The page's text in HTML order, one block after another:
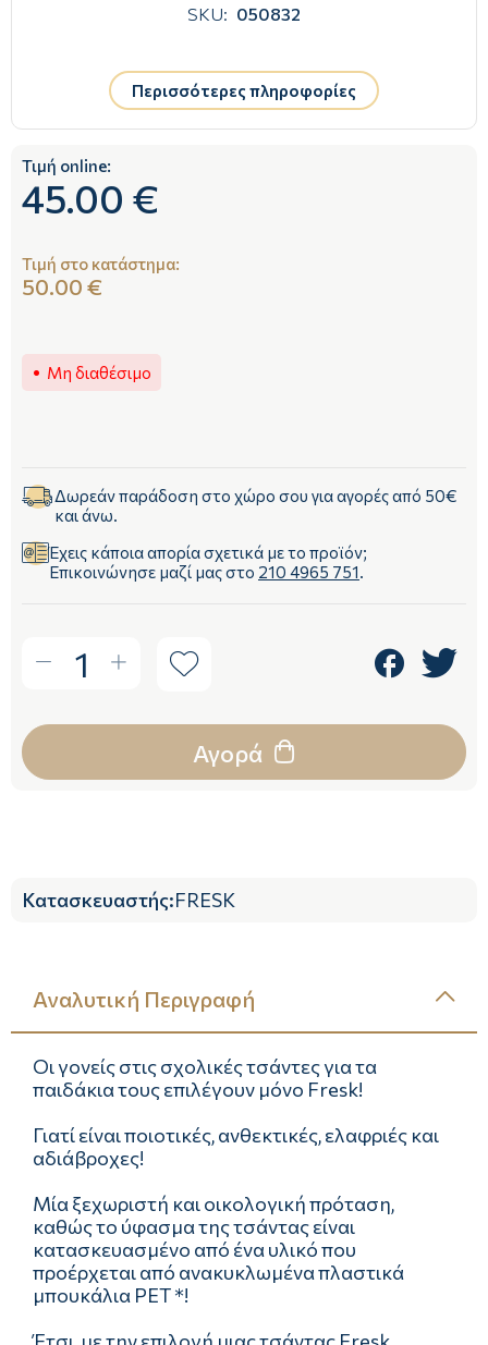
SKU: 050832
Περισσότερες πληροφορίες
Τιμή online:
45.00 €
Τιμή στο κατάστημα:
50.00 €
Μη διαθέσιμο
Δωρεάν παράδοση στο χώρο σου για αγορές από 50€
και άνω.
Έχεις κάποια απορία σχετικά με το προϊόν;
Επικοινώνησε μαζί μας στο 210 4965 751.
1
Αγορά
Κατασκευαστής:FRESK
Αναλυτική Περιγραφή
Οι γονείς στις σχολικές τσάντες για τα
παιδάκια τους επιλέγουν μόνο Fresk!
Γιατί είναι ποιοτικές, ανθεκτικές, ελαφριές και
αδιάβροχες!
Μία ξεχωριστή και οικολογική πρόταση,
καθώς το ύφασμα της τσάντας είναι
κατασκευασμένο από ένα υλικό που
προέρχεται από ανακυκλωμένα πλαστικά
μπουκάλια PET *!